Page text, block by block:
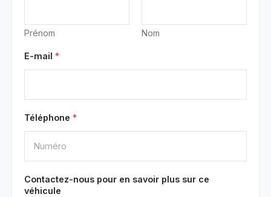
Prénom Nom
E-mail *
Téléphone *
Contactez-nous pour en savoir plus sur ce
véhicule